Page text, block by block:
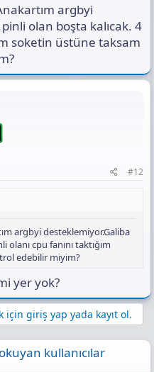
argbyi
olan boşta kalıcak. 4
soketin üstüne taksam
#12
argbyi desteklemiyor.Galiba
cpu fanını taktığım
edebilir miyim?
yer yok?
için giriş yap yada kayıt ol.
kullanıcılar